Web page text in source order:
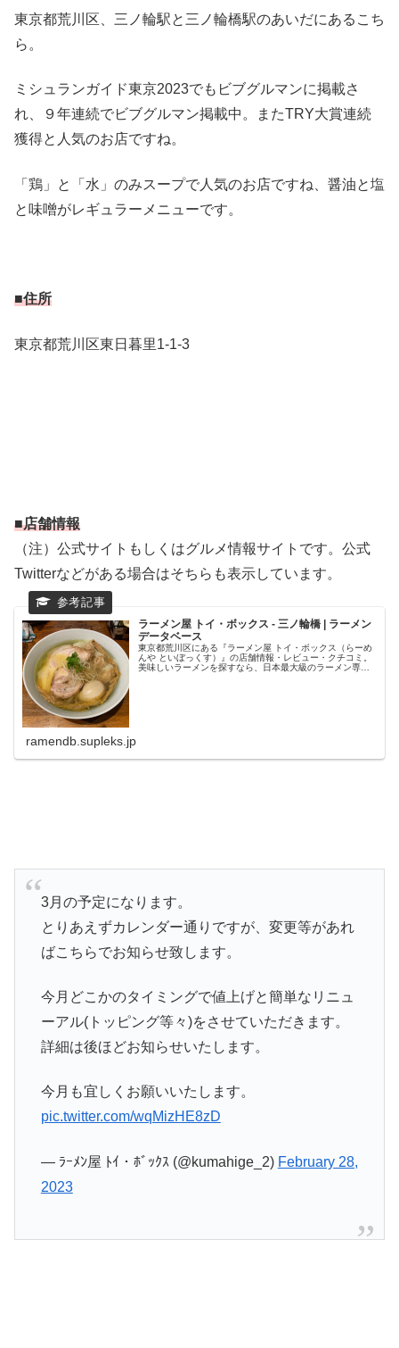
東京都荒川区、三ノ輪駅と三ノ輪橋駅のあいだにあるこち
ら。
ミシュランガイド東京2023でもビブグルマンに掲載さ
れ、９年連続でビブグルマン掲載中。またTRY大賞連続
獲得と人気のお店ですね。
「鶏」と「水」のみスープで人気のお店ですね、醤油と塩
と味噌がレギュラーメニューです。
■住所
東京都荒川区東日暮里1-1-3
■店舗情報
（注）公式サイトもしくはグルメ情報サイトです。公式
Twitterなどがある場合はそちらも表示しています。
ラーメン屋 トイ・ボックス - 三ノ輪橋 | ラーメン
データベース
東京都荒川区にある『ラーメン屋 トイ・ボックス（らーめ
んや といぼっくす）』の店舗情報・レビュー・クチコミ。
美味しいラーメンを探すなら、日本最大級のラーメン専門
ramendb.supleks.jp
3月の予定になります。
とりあえずカレンダー通りですが、変更等があれ
ばこちらでお知らせ致します。
今月どこかのタイミングで値上げと簡単なリニュ
ーアル(トッピング等々)をさせていただきます。
詳細は後ほどお知らせいたします。
今月も宜しくお願いいたします。
pic.twitter.com/wqMizHE8zD
— ﾗｰﾒﾝ屋 ﾄｲ・ﾎﾞｯｸｽ (@kumahige_2) February 28,
2023